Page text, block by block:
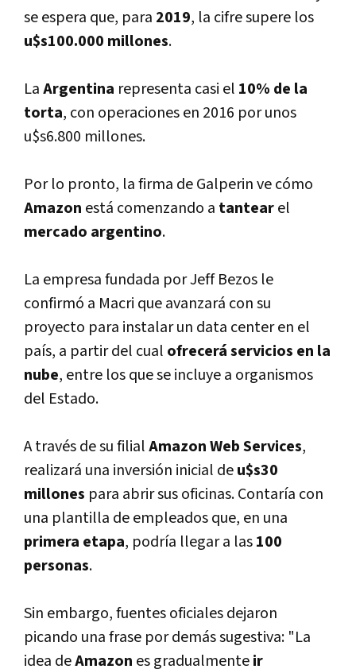
se espera que, para 2019, la cifre supere los
u$s100.000 millones.
LaArgentina representa casi el 10% de la
torta, con operaciones en 2016 por unos
u$s6.800 millones.
Por lo pronto, la firma de Galperin ve cómo
Amazon está comenzando a tantearel
mercado argentino.
La empresa fundada por Jeff Bezos le
confirmó a Macri que avanzará con su
proyecto para instalar un data center en el
paí­s, a partir del cual ofreceráservicios en la
nube, entre los que se incluye a organismos
del Estado.
A través de su filialAmazon Web Services,
realizará una inversión inicial deu$s30
millones para abrir sus oficinas. Contarí­a con
una plantilla de empleados que, en una
primera etapa, podrí­a llegar a las100
personas.
Sin embargo, fuentes oficiales dejaron
picando una frase por demás sugestiva: "La
idea deAmazon es gradualmenteir